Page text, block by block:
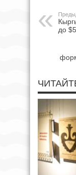
до